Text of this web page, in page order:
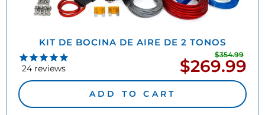
KIT DE BOCINA DE AIRE DE 2 TONOS
24reviews
$354.99
Precio
de
$269.99
ADD TO CART